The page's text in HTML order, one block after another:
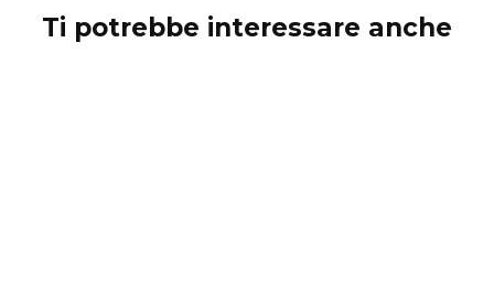
Ti potrebbe interessare anche